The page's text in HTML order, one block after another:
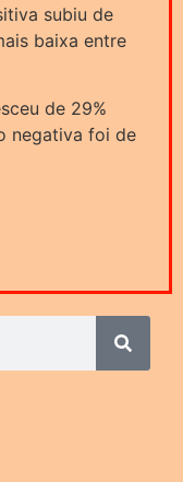
subiu de
baixa entre
de 29%
negativa foi de